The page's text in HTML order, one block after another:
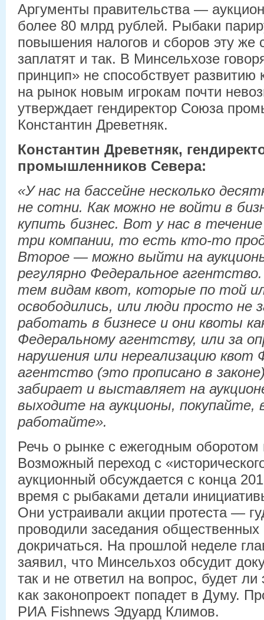
Аргументы правительства —
более 80 млрд рублей. Рыбаки
повышения налогов и сборов эту же
заплатят и так. В Минсельхозе
принцип» не способствует развитию
на рынок новым игрокам почти
утверждает гендиректор Союза
Константин Древетняк.
Константин Древетняк,
промышленников Севера:
«У нас на бассейне несколько
не сотни. Как можно не войти в
купить бизнес. Вот у нас в
три компании, то есть кто-то
Второе — можно выйти на
регулярно Федеральное
тем видам квот, которые по той
освободились, или люди просто не
работать в бизнесе и они квоты
Федеральному агентству, или за
нарушения или нереализацию квот
агентство (это прописано в
забирает и выставляет на
выходите на аукционы, покупайте,
работайте».
Речь о рынке с ежегодным
Возможный переход с
аукционный обсуждается с конца
время с рыбаками детали
Они устраивали акции протеста —
проводили заседания
докричаться. На прошлой неделе
заявил, что Минсельхоз обсудит
так и не ответил на вопрос, будет ли
как законопроект попадет в Думу.
РИА Fishnews Эдуард Климов.